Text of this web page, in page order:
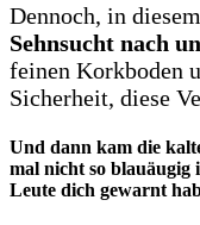
Dennoch, in
Sehnsucht nach
feinen Korkboden
Sicherheit, diese
Und dann kam die
mal nicht so blauäugig
Leute dich gewarnt